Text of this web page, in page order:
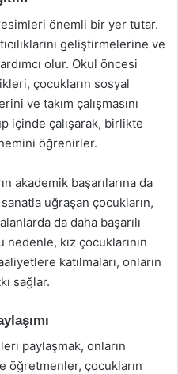
önemli bir yer tutar.
geliştirmelerine ve
olur. Okul öncesi
çocukların sosyal
ve takım çalışmasını
içinde çalışarak, birlikte
öğrenirler.
akademik başarılarına da
uğraşan çocukların,
da daha başarılı
kız çocuklarının
katılmaları, onların
sağlar.
paylaşmak, onların
öğretmenler, çocukların